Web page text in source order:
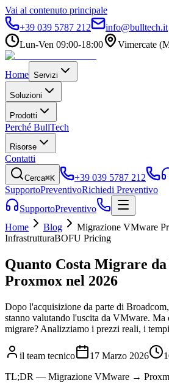
Vai al contenuto principale
+39 039 5787 212
info@bulltech.it
Lun-Ven 09:00-18:00
Vimercate
Home Servizi
Soluzioni
Prodotti
Perché BullTech
Risorse
Contatti
Cerca⌘K
+39 039 5787 212
SupportoPreventivoRichiedi Preventivo
SupportoPreventivo
Home
Blog
Migrazione VMware
InfrastrutturaBOFU Pricing
Quanto Costa Migrare
Proxmox nel 2026
Dopo l'acquisizione da parte di
stanno valutando l'uscita da VMware. Ma
migrare? Analizziamo i prezzi reali, i
il team tecnico 17 Marzo 2026
TL;DR — Migrazione VMware →